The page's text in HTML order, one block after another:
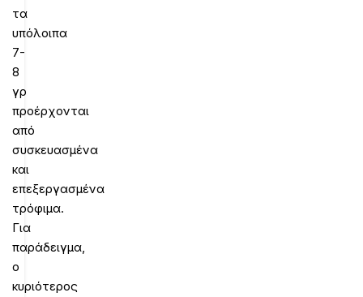
τα
υπόλοιπα
7-
8
γρ
προέρχονται
από
συσκευασμένα
και
επεξεργασμένα
τρόφιμα.
Για
παράδειγμα,
ο
κυριότερος